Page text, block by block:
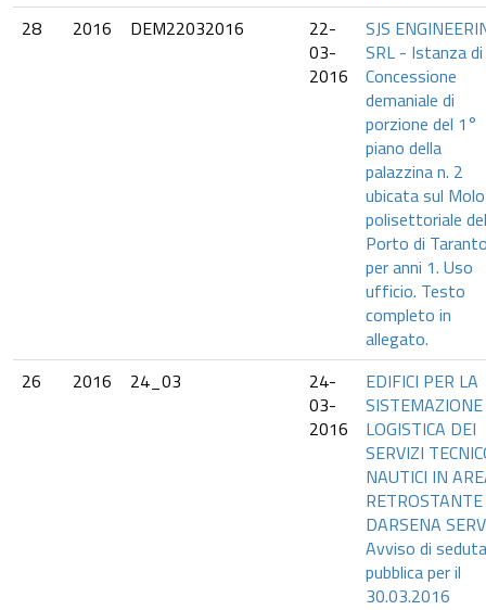
28
2016 DEM22032016
22-
03-
2016
SJS
SRL - Istanza di
Concessione
demaniale di
porzione del 1°
piano della
palazzina n. 2
ubicata sul Molo
polisettoriale del
Porto di
per anni 1. Uso
ufficio. Testo
completo in
allegato.
26
2016 24_03
24-
03-
2016
EDIFICI PER LA
SISTEMAZIONE
LOGISTICA DEI
SERVIZI
NAUTICI IN
DARSENA
Avviso di seduta
pubblica per il
30.03.2016